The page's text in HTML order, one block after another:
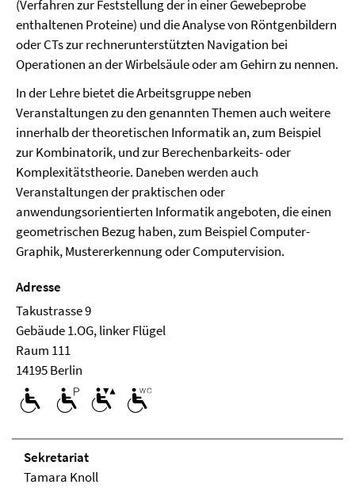
(Verfahren zur Feststellung der in einer Gewebeprobe
enthaltenen Proteine) und die Analyse von Röntgenbildern
oder CTs zur rechnerunterstützten Navigation bei
Operationen an der Wirbelsäule oder am Gehirn zu nennen.
In der Lehre bietet die Arbeitsgruppe neben
Veranstaltungen zu den genannten Themen auch weitere
innerhalb der theoretischen Informatik an, zum Beispiel
zur Kombinatorik, und zur Berechenbarkeits- oder
Komplexitätstheorie. Daneben werden auch
Veranstaltungen der praktischen oder
anwendungsorientierten Informatik angeboten, die einen
geometrischen Bezug haben, zum Beispiel Computer-
Graphik, Mustererkennung oder Computervision.
Adresse
Takustrasse 9
Ge­bäude 1.OG, linker Flügel
Raum 111
14195 Berlin
Se­kre­ta­ri­at
Tamara Knoll